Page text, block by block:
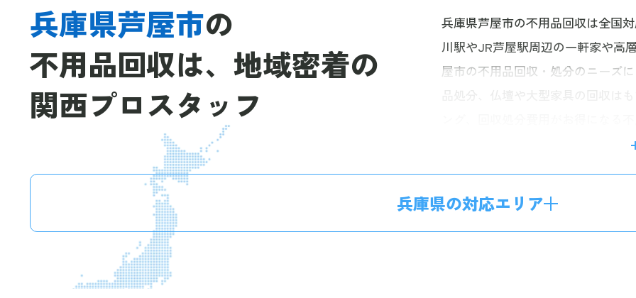
兵庫県芦屋市の
不用品回収は、 地域密着の
関西プロスタッフ
兵庫県芦屋市の不用品回収は全国
川駅やJR芦屋駅周辺の一軒家や高
屋市の不用品回収・処分のニーズ
人様からのご相談も承っておりま
問い合わせください。
兵庫県の対応エリア